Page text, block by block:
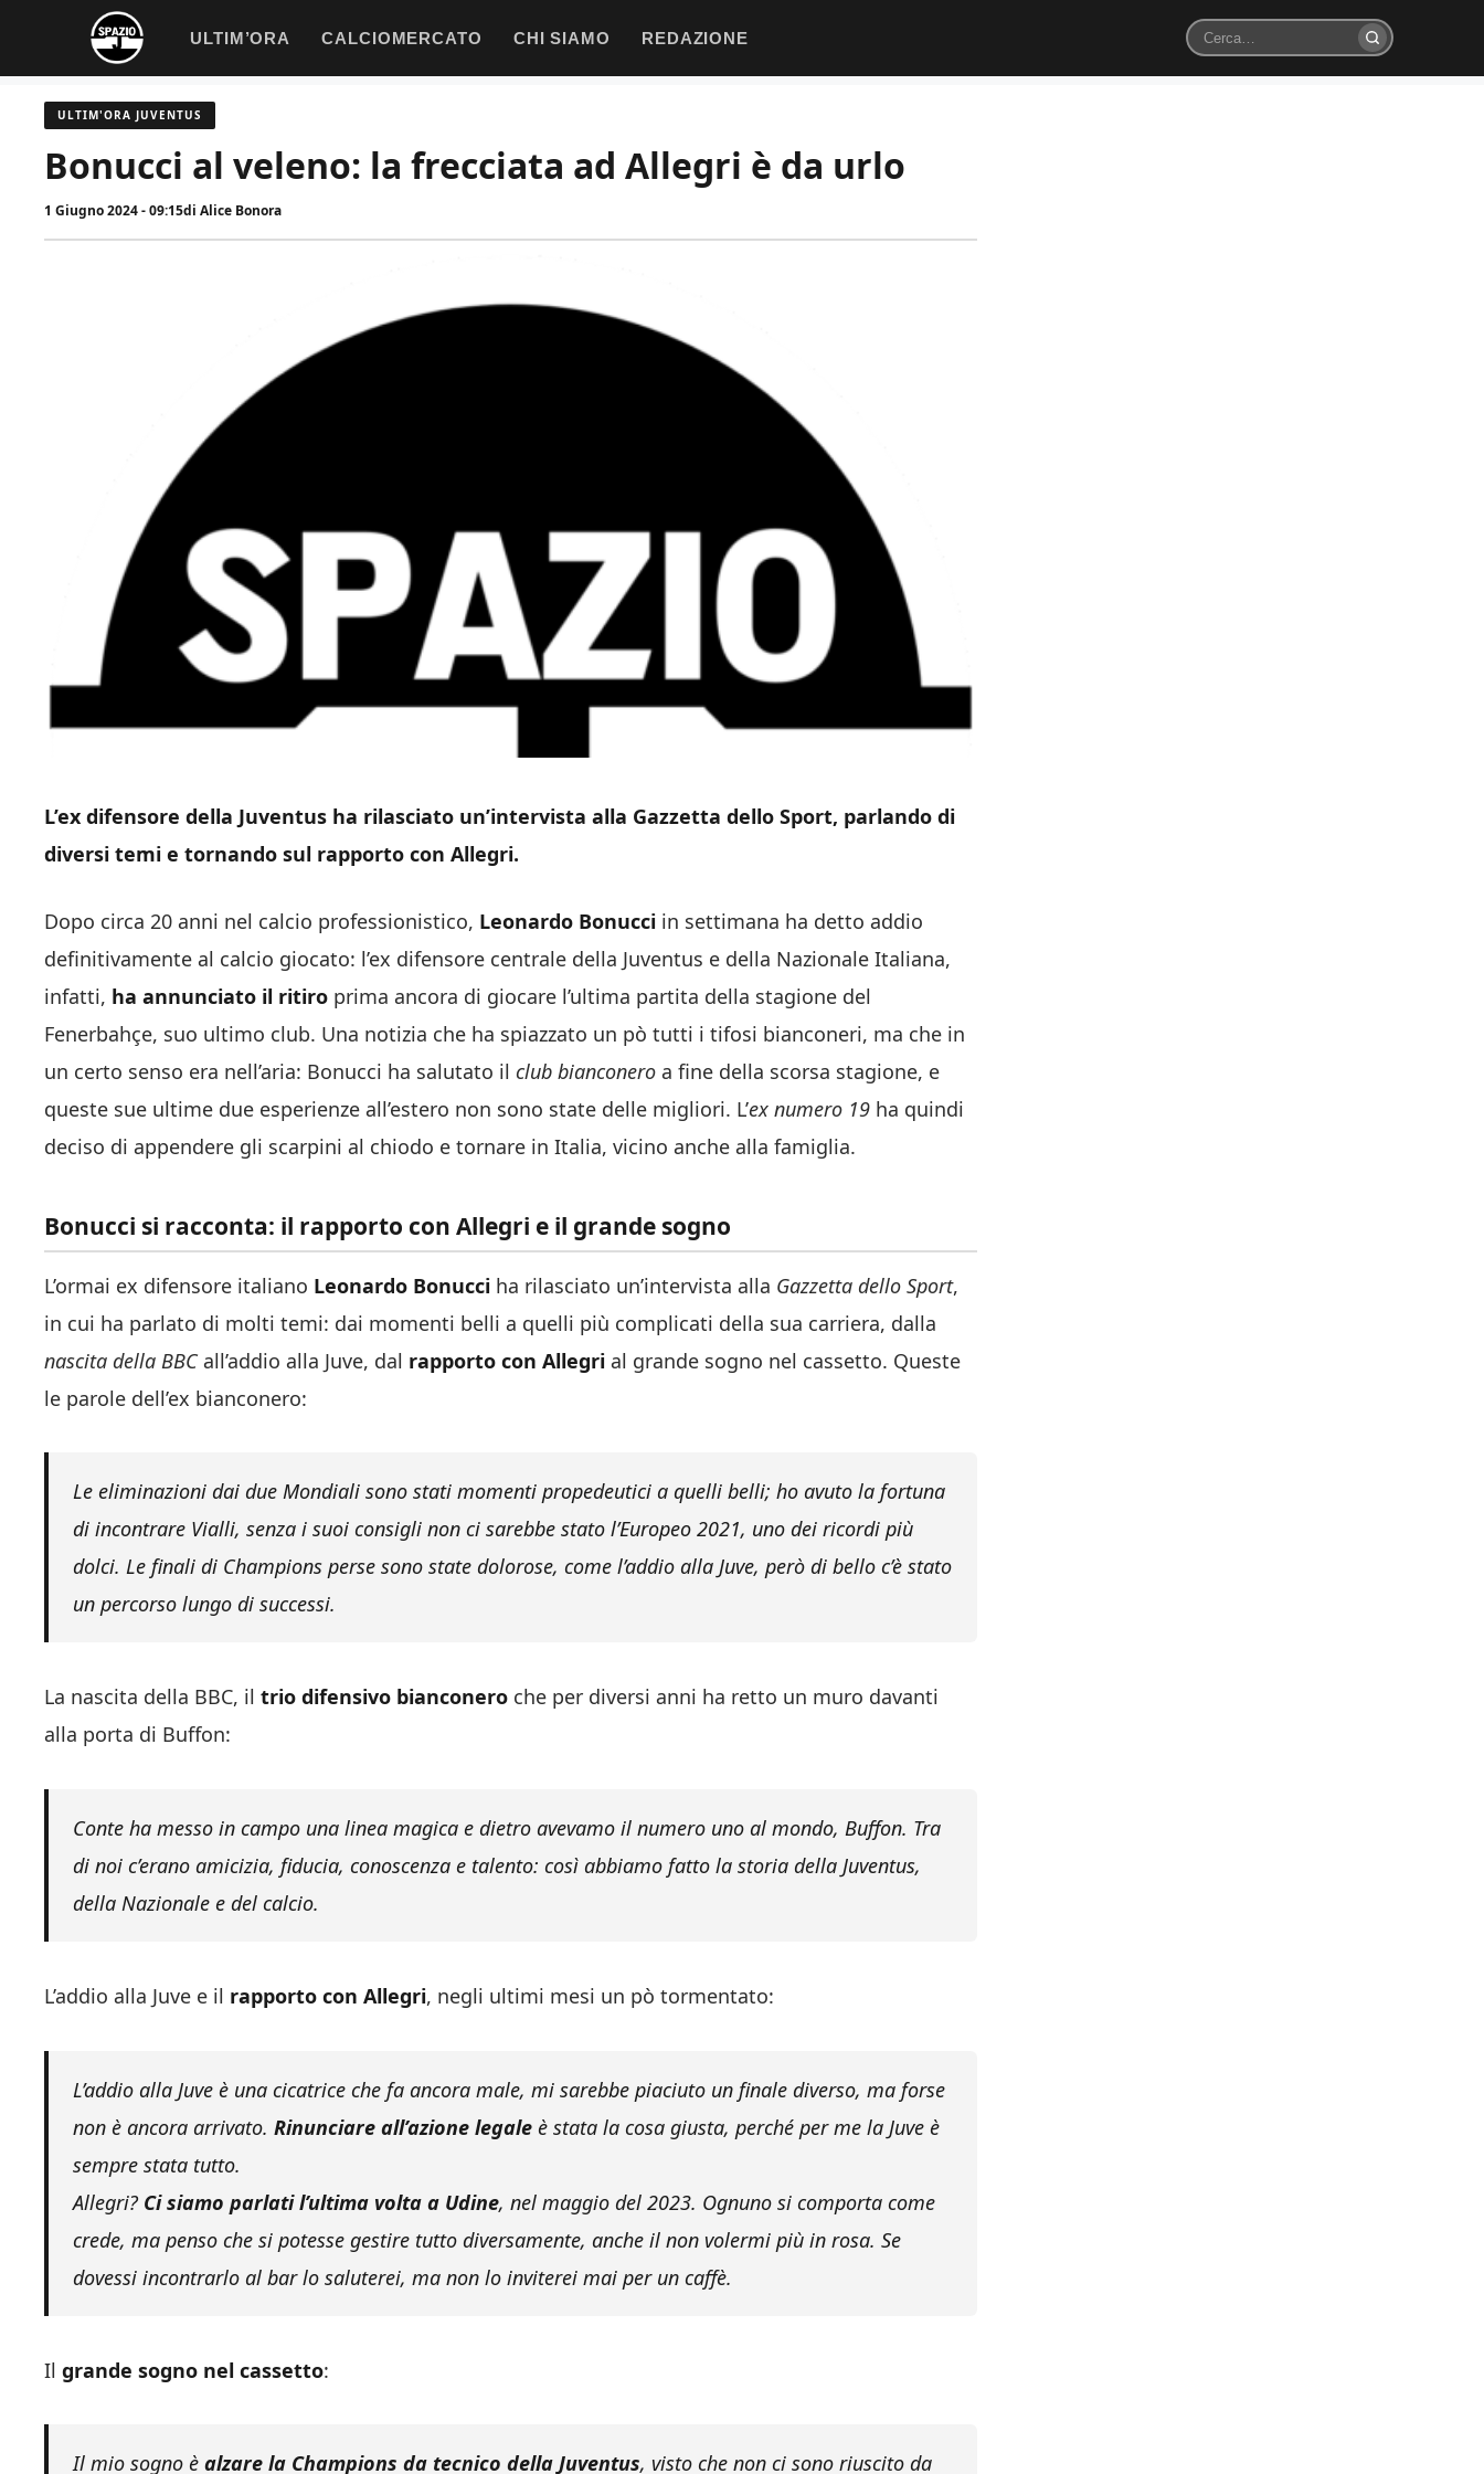
contenuto
ULTIM’ORA CALCIOMERCATO CHI SIAMO REDAZIONE
Cerca
ULTIM'ORA JUVENTUS
Bonucci al veleno: la frecciata ad Allegri è da urlo
1 Giugno 2024 - 09:15di Alice Bonora
L’ex difensore della Juventus ha rilasciato un’intervista alla Gazzetta dello Sport, parlando di
diversi temi e tornando sul rapporto con Allegri.
Dopo circa 20 anni nel calcio professionistico, Leonardo Bonucci in settimana ha detto addio
definitivamente al calcio giocato: l’ex difensore centrale della Juventus e della Nazionale Italiana,
infatti, ha annunciato il ritiro prima ancora di giocare l’ultima partita della stagione del
Fenerbahçe, suo ultimo club. Una notizia che ha spiazzato un pò tutti i tifosi bianconeri, ma che in
un certo senso era nell’aria: Bonucci ha salutato il club bianconero a fine della scorsa stagione, e
queste sue ultime due esperienze all’estero non sono state delle migliori. L’ex numero 19 ha quindi
deciso di appendere gli scarpini al chiodo e tornare in Italia, vicino anche alla famiglia.
Bonucci si racconta: il rapporto con Allegri e il grande sogno
L’ormai ex difensore italiano Leonardo Bonucci ha rilasciato un’intervista alla Gazzetta dello Sport,
in cui ha parlato di molti temi: dai momenti belli a quelli più complicati della sua carriera, dalla
nascita della BBCall’addio alla Juve, dal rapporto con Allegri al grande sogno nel cassetto. Queste
le parole dell’ex bianconero:
Le eliminazioni dai due Mondiali sono stati momenti propedeutici a quelli belli; ho avuto la fortuna
di incontrare Vialli, senza i suoi consigli non ci sarebbe stato l’Europeo 2021, uno dei ricordi più
dolci. Le finali di Champions perse sono state dolorose, come l’addio alla Juve, però di bello c’è stato
un percorso lungo di successi.
La nascita della BBC, il trio difensivo bianconero che per diversi anni ha retto un muro davanti
alla porta di Buffon:
Conte ha messo in campo una linea magica e dietro avevamo il numero uno al mondo, Buffon. Tra
di noi c’erano amicizia, fiducia, conoscenza e talento: così abbiamo fatto la storia della Juventus,
della Nazionale e del calcio.
L’addio alla Juve e il rapporto con Allegri, negli ultimi mesi un pò tormentato:
L’addio alla Juve è una cicatrice che fa ancora male, mi sarebbe piaciuto un finale diverso, ma forse
non è ancora arrivato. Rinunciare all’azione legale è stata la cosa giusta, perché per me la Juve è
sempre stata tutto.
Allegri? Ci siamo parlati l’ultima volta a Udine, nel maggio del 2023. Ognuno si comporta come
crede, ma penso che si potesse gestire tutto diversamente, anche il non volermi più in rosa. Se
dovessi incontrarlo al bar lo saluterei, ma non lo inviterei mai per un caffè.
Il grande sogno nel cassetto:
Il mio sogno è alzare la Champions da tecnico della Juventus, visto che non ci sono riuscito da